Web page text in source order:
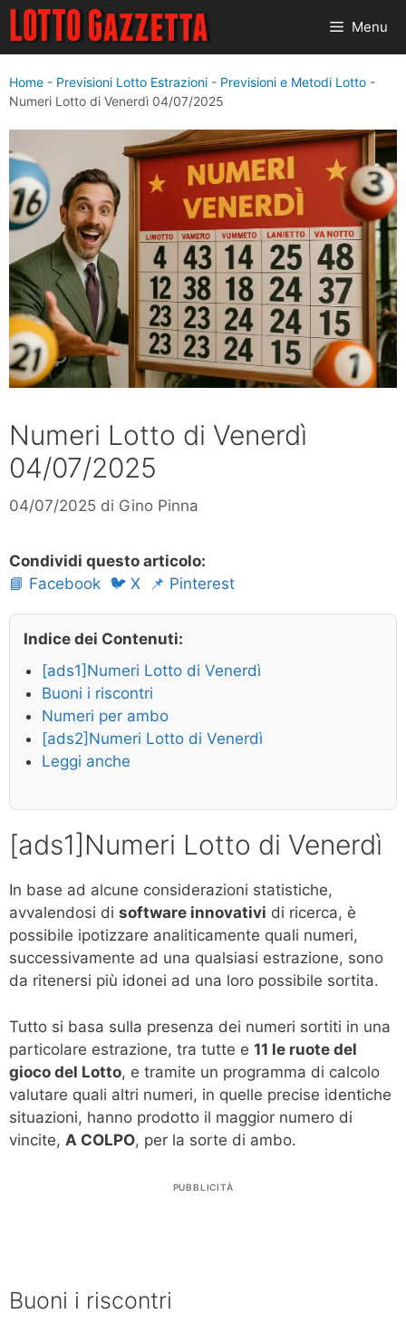
Vai
contenuto
Menu
Home - Previsioni Lotto Estrazioni - Previsioni e Metodi Lotto -
Numeri Lotto di Venerdì 04/07/2025
Numeri Lotto di Venerdì
04/07/2025
04/07/2025 di Gino Pinna
Condividi questo articolo:
📘 Facebook 🐦 X 📌 Pinterest
Indice dei Contenuti:
[ads1]Numeri Lotto di Venerdì
Buoni i riscontri
Numeri per ambo
[ads2]Numeri Lotto di Venerdì
Leggi anche
[ads1]Numeri Lotto di Venerdì
In base ad alcune considerazioni statistiche,
avvalendosi di software innovativi di ricerca, è
possibile ipotizzare analiticamente quali numeri,
successivamente ad una qualsiasi estrazione, sono
da ritenersi più idonei ad una loro possibile sortita.
Tutto si basa sulla presenza dei numeri sortiti in una
particolare estrazione, tra tutte e 11 le ruote del
gioco del Lotto, e tramite un programma di calcolo
valutare quali altri numeri, in quelle precise identiche
situazioni, hanno prodotto il maggior numero di
vincite, A COLPO, per la sorte di ambo.
PUBBLICITÀ
Buoni i riscontri